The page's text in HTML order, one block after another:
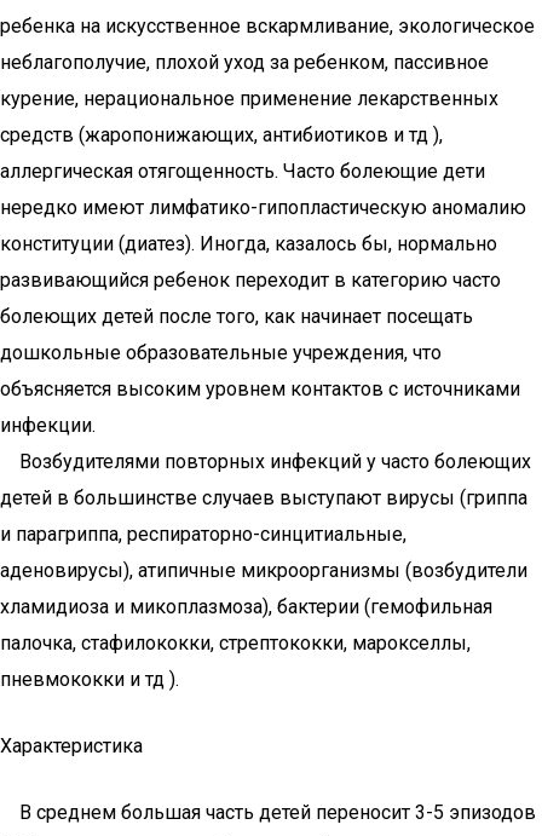
ребенка на искусственное вскармливание, экологическое
неблагополучие, плохой уход за ребенком, пассивное
курение, нерациональное применение лекарственных
средств (жаропонижающих, антибиотиков и тд ),
аллергическая отягощенность. Часто болеющие дети
нередко имеют лимфатико-гипопластическую аномалию
конституции (диатез). Иногда, казалось бы, нормально
развивающийся ребенок переходит в категорию часто
болеющих детей после того, как начинает посещать
дошкольные образовательные учреждения, что
объясняется высоким уровнем контактов с источниками
инфекции.
Возбудителями повторных инфекций у часто болеющих
детей в большинстве случаев выступают вирусы (гриппа
и парагриппа, респираторно-синцитиальные,
аденовирусы), атипичные микроорганизмы (возбудители
хламидиоза и микоплазмоза), бактерии (гемофильная
палочка, стафилококки, стрептококки, марокселлы,
пневмококки и тд ).
Характеристика
В среднем большая часть детей переносит 3-5 эпизодов